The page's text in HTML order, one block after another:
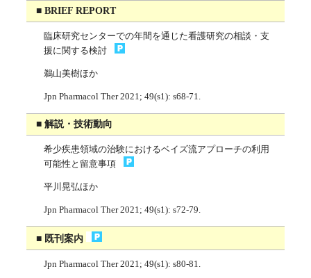
■ BRIEF REPORT
臨床研究センターでの年間を通じた看護研究の相談・支
援に関する検討
鵜山美樹ほか
Jpn Pharmacol Ther 2021; 49(s1): s68-71.
■ 解説・技術動向
希少疾患領域の治験におけるベイズ流アプローチの利用
可能性と留意事項
平川晃弘ほか
Jpn Pharmacol Ther 2021; 49(s1): s72-79.
■ 既刊案内
Jpn Pharmacol Ther 2021; 49(s1): s80-81.